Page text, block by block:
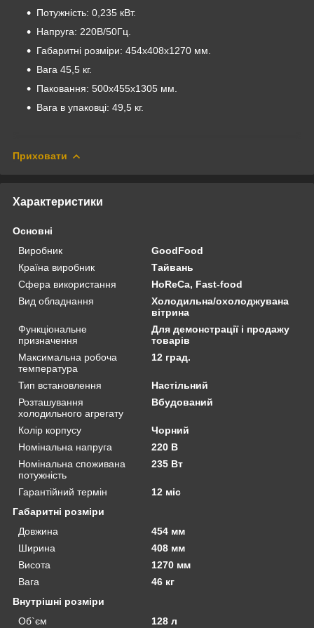
Потужність: 0,235 кВт.
Напруга: 220В/50Гц.
Габаритні розміри: 454x408x1270 мм.
Вага 45,5 кг.
Паковання: 500х455х1305 мм.
Вага в упаковці: 49,5 кг.
Приховати
Характеристики
Основні
Виробник
GoodFood
Країна виробник
Тайвань
Сфера використання
HoReCa, Fast-food
Вид обладнання
Холодильна/охолоджувана
вітрина
Функціональне
призначення
Для демонстрації і продажу
товарів
Максимальна робоча
температура
12 град.
Тип встановлення
Настільний
Розташування
холодильного агрегату
Вбудований
Колір корпусу
Чорний
Номінальна напруга
220 В
Номінальна споживана
потужність
235 Вт
Гарантійний термін
12 міс
Габаритні розміри
Довжина
454 мм
Ширина
408 мм
Висота
1270 мм
Вага
46 кг
Внутрішні розміри
Об`єм
128 л